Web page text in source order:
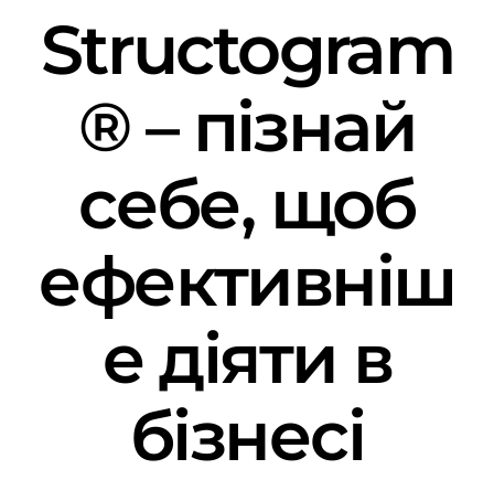
Structogram
® – пізнай
себе, щоб
ефективніш
е діяти в
бізнесі